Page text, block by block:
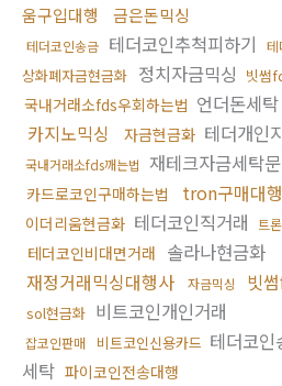
움구입대행
금은돈믹싱
테더코인송금 테더코인추척피하기 테
상화폐자금현금화 정치자금믹싱 빗썸
국내거래소fds우회하는법 언더돈세탁
카지노믹싱
자금현금화 테더개인
국내거래소fds깨는법 재테크자금세탁
카드로코인구매하는법 tron구매대행
이더리움현금화 테더코인직거래 트
테더코인비대면거래 솔라나현금화
재정거래믹싱대행사
자금믹싱 빗
sol현금화 비트코인개인거래
잡코인판매 비트코인신용카드 테더코인
세탁 파이코인전송대행